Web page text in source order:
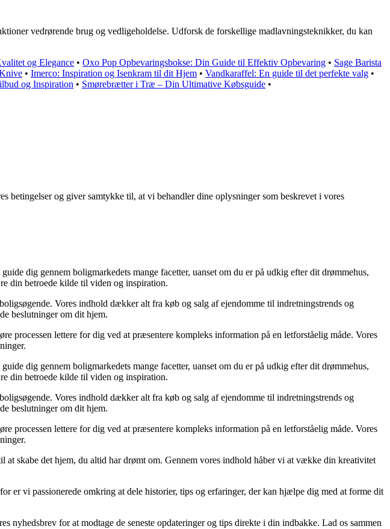
vedrørende brug og vedligeholdelse. Udforsk de forskellige madlavningsteknikker, du kan
og Elegance • Oxo Pop Opbevaringsbokse: Din Guide til Effektiv Opbevaring • Sage Barista
• Imerco: Inspiration og Isenkram til dit Hjem • Vandkaraffel: En guide til det perfekte valg •
og Inspiration • Smørebrætter i Træ – Din Ultimative Købsguide •
og giver samtykke til, at vi behandler dine oplysninger som beskrevet i vores
dig gennem boligmarkedets mange facetter, uanset om du er på udkig efter dit drømmehus,
din betroede kilde til viden og inspiration.
Vores indhold dækker alt fra køb og salg af ejendomme til indretningstrends og
beslutninger om dit hjem.
lettere for dig ved at præsentere kompleks information på en letforståelig måde. Vores
dig gennem boligmarkedets mange facetter, uanset om du er på udkig efter dit drømmehus,
din betroede kilde til viden og inspiration.
Vores indhold dækker alt fra køb og salg af ejendomme til indretningstrends og
beslutninger om dit hjem.
lettere for dig ved at præsentere kompleks information på en letforståelig måde. Vores
skabe det hjem, du altid har drømt om. Gennem vores indhold håber vi at vække din kreativitet
er vi passionerede omkring at dele historier, tips og erfaringer, der kan hjælpe dig med at forme dit
for at modtage de seneste opdateringer og tips direkte i din indbakke. Lad os sammen